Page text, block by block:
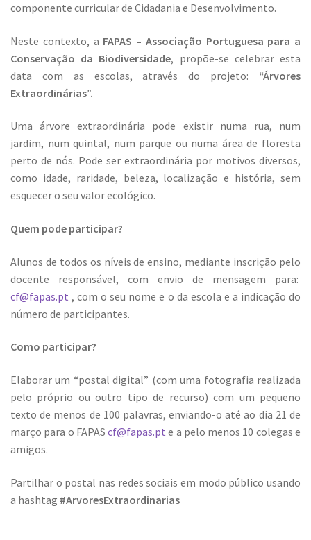
componente curricular de Cidadania e Desenvolvimento.
Neste contexto, a FAPAS – Associação Portuguesa para a
Conservação da Biodiversidade, propõe-se celebrar esta
data com as escolas, através do projeto: “Árvores
Extraordinárias”.
Uma árvore extraordinária pode existir numa rua, num
jardim, num quintal, num parque ou numa área de floresta
perto de nós. Pode ser extraordinária por motivos diversos,
como idade, raridade, beleza, localização e história, sem
esquecer o seu valor ecológico.
Quem pode participar?
Alunos de todos os níveis de ensino, mediante inscrição pelo
docente responsável, com envio de mensagem para:
cf@fapas.pt , com o seu nome e o da escola e a indicação do
número de participantes.
Como participar?
Elaborar um “postal digital” (com uma fotografia realizada
pelo próprio ou outro tipo de recurso) com um pequeno
texto de menos de 100 palavras, enviando-o até ao dia 21 de
março para o FAPAScf@fapas.pt e a pelo menos 10 colegas e
amigos.
Partilhar o postal nas redes sociais em modo público usando
a hashtag #ArvoresExtraordinarias